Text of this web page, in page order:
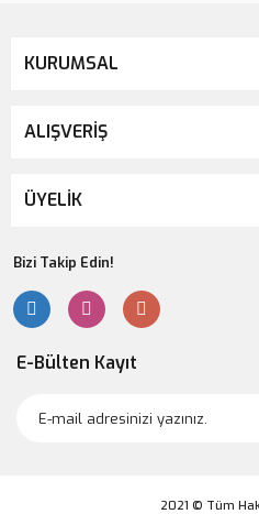
KURUMSAL
ALIŞVERİŞ
ÜYELİK
Bizi Takip Edin!
E-Bülten Kayıt
2021 © Tüm